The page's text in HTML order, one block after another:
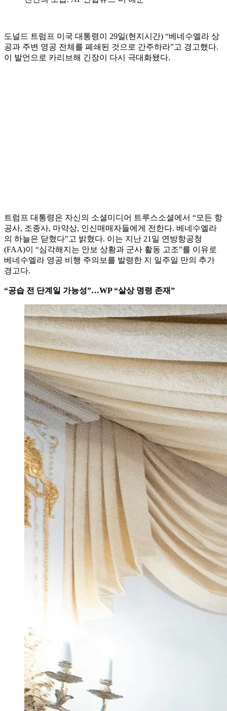
도널드 트럼프 미국 대통령이 29일(현지시간) “베네수엘라 상
공과 주변 영공 전체를 폐쇄된 것으로 간주하라”고 경고했다.
이 발언으로 카리브해 긴장이 다시 극대화됐다.
트럼프 대통령은 자신의 소셜미디어 트루스소셜에서 “모든 항
공사, 조종사, 마약상, 인신매매자들에게 전한다. 베네수엘라
의 하늘은 닫혔다”고 밝혔다. 이는 지난 21일 연방항공청
(FAA)이 “심각해지는 안보 상황과 군사 활동 고조”를 이유로
베네수엘라 영공 비행 주의보를 발령한 지 일주일 만의 추가
경고다.
“공습 전 단계일 가능성”…WP “살상 명령 존재”